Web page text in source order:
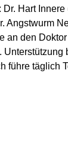
Hart Innere
Angstwurm
an den Doktor
Unterstützung
führe täglich